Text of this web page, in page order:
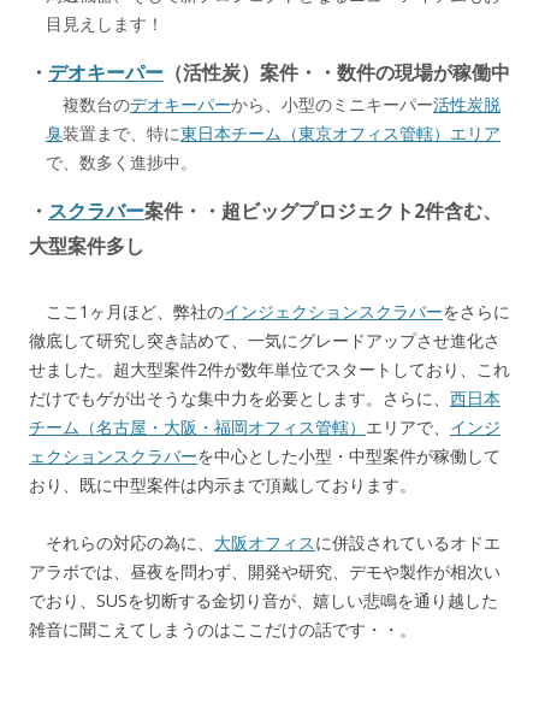
目見えします！
・ デオキーパー （活性炭）案件・・数件の現場が稼働中
複数台のデオキーパーから、小型のミニキーパー活性炭脱
臭装置まで、特に東日本チーム（東京オフィス管轄）エリア
で、数多く進捗中。
・ スクラバー案件・・超ビッグプロジェクト2件含む、
大型案件多し
ここ1ヶ月ほど、弊社のインジェクションスクラバーをさらに
徹底して研究し突き詰めて、一気にグレードアップさせ進化さ
せました。超大型案件2件が数年単位でスタートしており、これ
だけでもゲが出そうな集中力を必要とします。さらに、 西日本
チーム（名古屋・大阪・福岡オフィス管轄） エリアで、 インジ
ェクションスクラバーを中心とした小型・中型案件が稼働して
おり、既に中型案件は内示まで頂戴しております。
それらの対応の為に、 大阪オフィスに併設されているオドエ
アラボでは、昼夜を問わず、開発や研究、デモや製作が相次い
でおり、SUSを切断する金切り音が、嬉しい悲鳴を通り越した
雑音に聞こえてしまうのはここだけの話です・・。